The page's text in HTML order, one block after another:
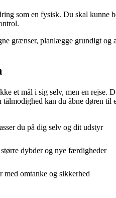
som en fysisk. Du skal
grænser, planlægge grundigt
et mål i sig selv, men en rejse.
kan du åbne døren til
du på dig selv og dit udstyr
dybder og nye færdigheder
med omtanke og sikkerhed